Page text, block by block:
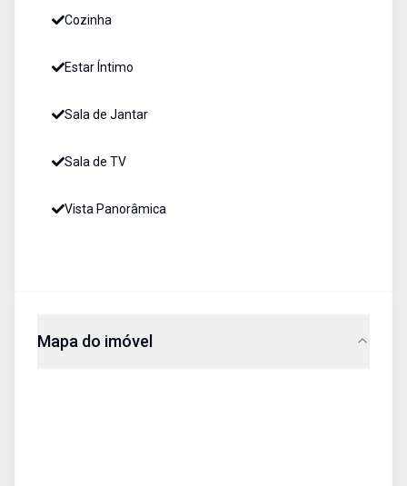
Cozinha
Estar Íntimo
Sala de Jantar
Sala de TV
Vista Panorâmica
Mapa do imóvel